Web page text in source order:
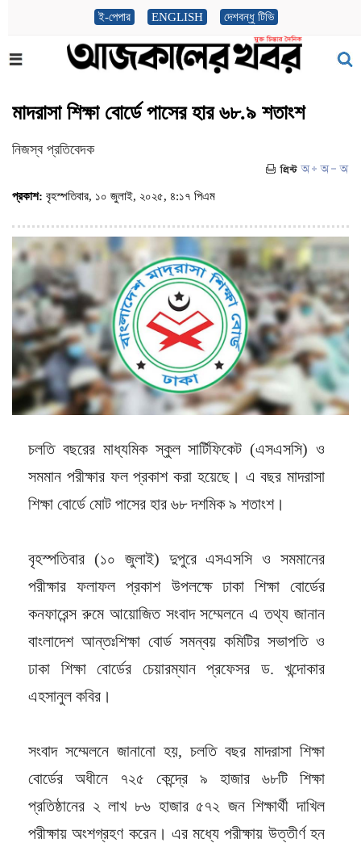
ই-পেপার ENGLISH দেশবন্ধু টিভি
মাদরাসা শিক্ষা বোর্ডে পাসের হার ৬৮.৯ শতাংশ
নিজস্ব প্রতিবেদক
প্রকাশ: বৃহস্পতিবার, ১০ জুলাই, ২০২৫, ৪:১৭ পিএম
চলতি বছরের মাধ্যমিক স্কুল সার্টিফিকেট (এসএসসি) ও
সমমান পরীক্ষার ফল প্রকাশ করা হয়েছে। এ বছর মাদরাসা
শিক্ষা বোর্ডে মোট পাসের হার ৬৮ দশমিক ৯ শতাংশ।
বৃহস্পতিবার (১০ জুলাই) দুপুরে এসএসসি ও সমমানের
পরীক্ষার ফলাফল প্রকাশ উপলক্ষে ঢাকা শিক্ষা বোর্ডের
কনফারেন্স রুমে আয়োজিত সংবাদ সম্মেলনে এ তথ্য জানান
বাংলাদেশ আন্তঃশিক্ষা বোর্ড সমন্বয় কমিটির সভাপতি ও
ঢাকা শিক্ষা বোর্ডের চেয়ারম্যান প্রফেসর ড. খন্দোকার
এহসানুল কবির।
সংবাদ সম্মেলনে জানানো হয়, চলতি বছর মাদরাসা শিক্ষা
বোর্ডের অধীনে ৭২৫ কেন্দ্রে ৯ হাজার ৬৮টি শিক্ষা
প্রতিষ্ঠানের ২ লাখ ৮৬ হাজার ৫৭২ জন শিক্ষার্থী দাখিল
পরীক্ষায় অংশগ্রহণ করেন। এর মধ্যে পরীক্ষায় উত্তীর্ণ হন